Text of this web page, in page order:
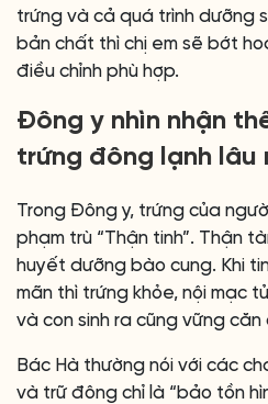
trứng và cả quá trình dưỡng
bản chất thì chị em sẽ bớt
điều chỉnh phù hợp.
Đông y nhìn nhận
trứng đông lạnh lâu
Trong Đông y, trứng của
phạm trù “Thận tinh”. Thận
huyết dưỡng bào cung. Khi
mãn thì trứng khỏe, nội mạc
và con sinh ra cũng vững căn
Bác Hà thường nói với các
và trữ đông chỉ là “bảo tồn